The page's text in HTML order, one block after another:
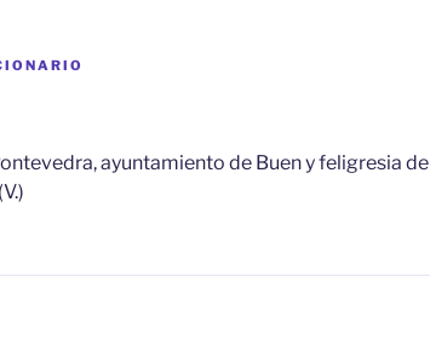
ayuntamiento de Buen y feligresia de
(V.)